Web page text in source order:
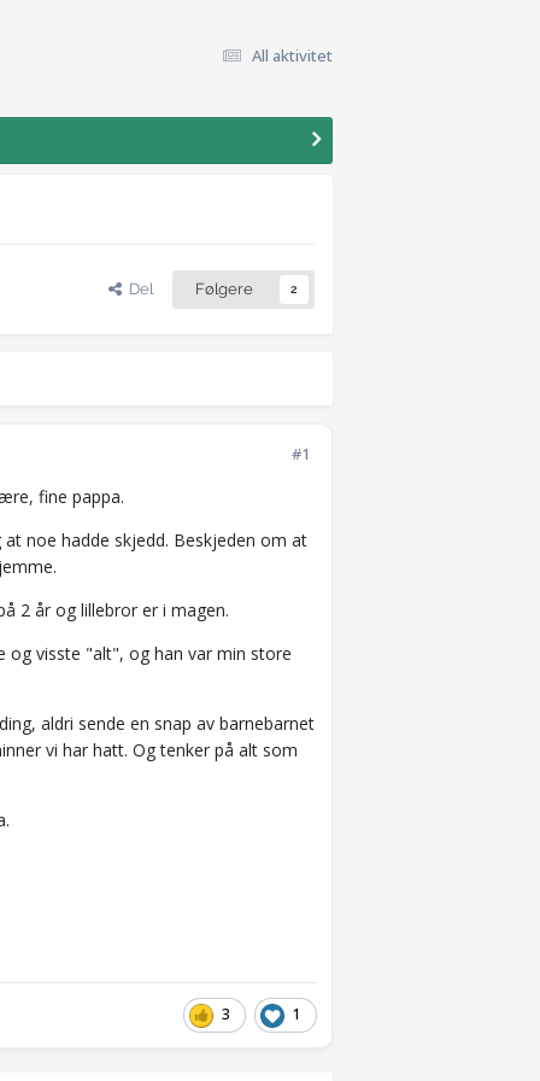
All aktivitet
Del Følgere 2
#1
fine pappa.
noe hadde skjedd. Beskjeden om at
2 år og lillebror er i magen.
og visste "alt", og han var min store
aldri sende en snap av barnebarnet
vi har hatt. Og tenker på alt som
3 1